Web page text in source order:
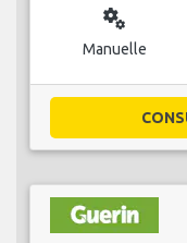
miscellaneous_services
Manuelle